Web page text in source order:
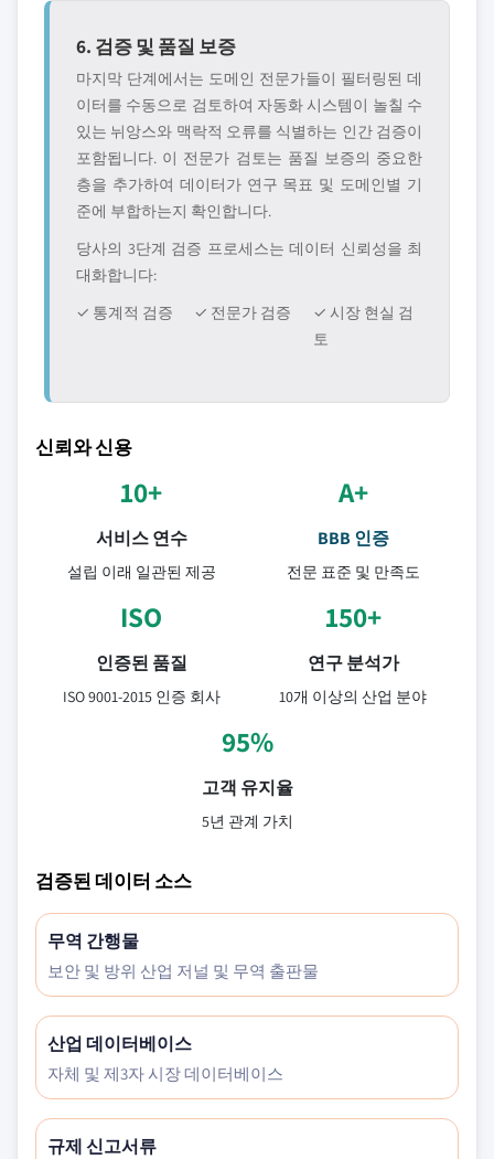
6. 검증 및 품질 보증
마지막 단계에서는 도메인 전문가들이 필터링된 데
이터를 수동으로 검토하여 자동화 시스템이 놀칠 수
있는 뉘앙스와 맥락적 오류를 식별하는 인간 검증이
포함됩니다. 이 전문가 검토는 품질 보증의 중요한
층을 추가하여 데이터가 연구 목표 및 도메인별 기
준에 부합하는지 확인합니다.
당사의 3단계 검증 프로세스는 데이터 신뢰성을 최
대화합니다:
✓ 통계적 검증
✓ 전문가 검증
✓ 시장 현실 검
토
신뢰와 신용
10+
서비스 연수
설립 이래 일관된 제공
A+
BBB 인증
전문 표준 및 만족도
ISO
인증된 품질
ISO 9001-2015 인증 회사
150+
연구 분석가
10개 이상의 산업 분야
95%
고객 유지율
5년 관계 가치
검증된 데이터 소스
무역 간행물
보안 및 방위 산업 저널 및 무역 출판물
산업 데이터베이스
자체 및 제3자 시장 데이터베이스
규제 신고서류